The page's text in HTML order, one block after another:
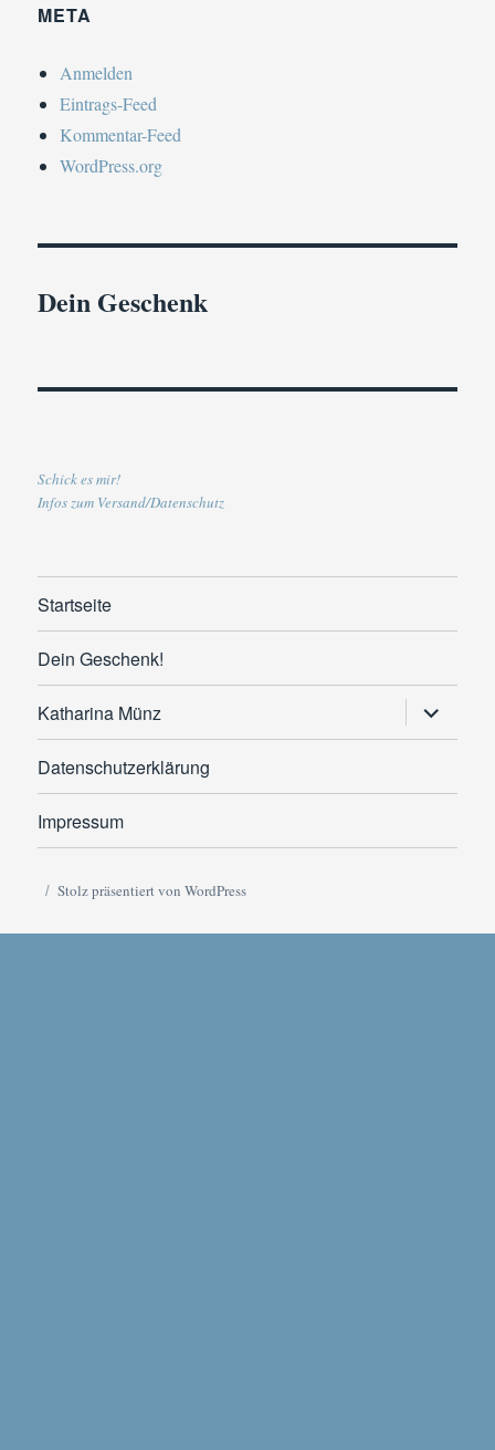
META
Anmelden
Eintrags-Feed
Kommentar-Feed
WordPress.org
Dein Geschenk
Schick es mir!
Infos zum Versand/Datenschutz
Startseite
Dein Geschenk!
Katharina Münz
anzeigen
Datenschutzerklärung
Impressum
Stolz präsentiert von WordPress